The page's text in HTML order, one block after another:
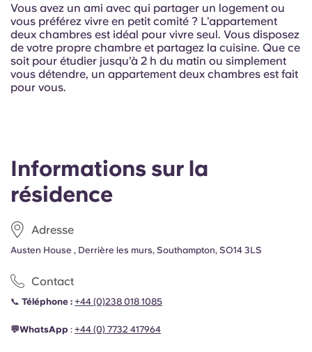
Italian
French
Informations sur la
résidence
Adresse
Austen House , Derrière les murs, Southampton, SO14 3LS
Contact
📞 Téléphone : +44 (0)238 018 1085
💬WhatsApp : +44 (0) 7732 417964
Vous avez un ami avec qui partager un logement ou
vous préférez vivre en petit comité ? L’appartement
deux chambres est idéal pour vivre seul. Vous disposez
de votre propre chambre et partagez la cuisine. Que ce
soit pour étudier jusqu’à 2 h du matin ou simplement
vous détendre, un appartement deux chambres est fait
pour vous.